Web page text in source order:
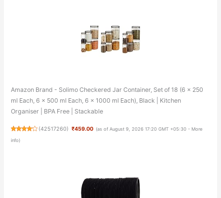
Amazon Brand - Solimo Checkered Jar Container, Set of 18 (6 x 250
ml Each, 6 x 500 ml Each, 6 x 1000 ml Each), Black | Kitchen
Organiser | BPA Free | Stackable
(42517260) ₹459.00 (as of August 9, 2026 17:20 GMT +05:30 - More
info)